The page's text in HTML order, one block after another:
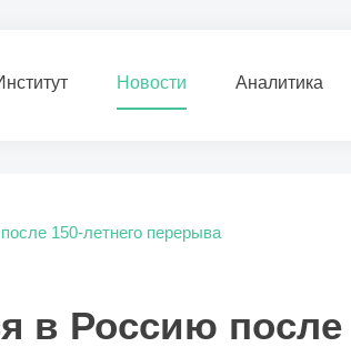
Новости Аналитика
150-летнего перерыва
в Россию после